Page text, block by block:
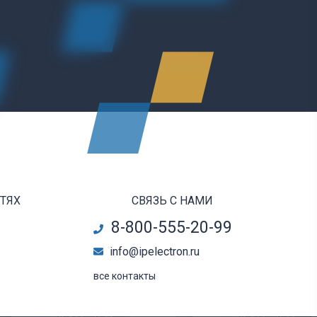
СВЯЗЬ С НАМИ
8-800-555-20-99
info@ipelectron.ru
все контакты